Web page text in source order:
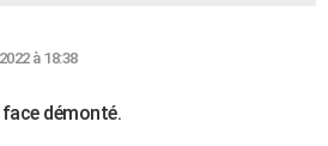
à 18:38
démonté.